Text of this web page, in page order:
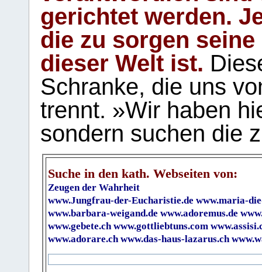
gerichtet werden.
die zu sorgen
dieser Welt ist.
Schranke, die uns
trennt. »Wir haben
sondern suchen die
Suche in den kath. Webseiten von:
Zeugen der Wahrheit
www.Jungfrau-der-Eucharistie.de www.maria-
www.barbara-weigand.de www.adoremus.de
www.gebete.ch www.gottliebtuns.com
www.adorare.ch www.das-haus-lazarus.ch